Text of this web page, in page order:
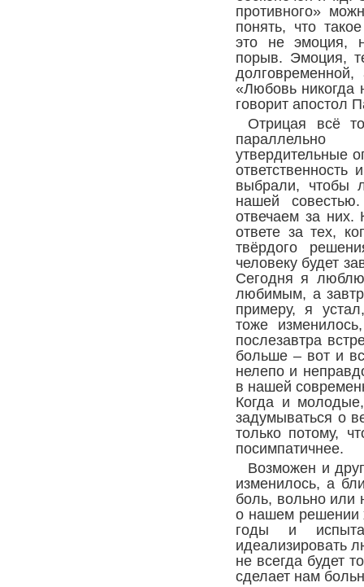
противного»
понять, что
это не эмоция,
порыв. Эмоция,
«Любовь никогда
говорит апостол
Отрицая всё
утвердительные
выбрали, чтобы
нашей
отвечаем за
ответе за тех,
твёрдого
человеку будет
Сегодня я
любимым, а
примеру, я
тоже
послезавтра
больше – вот и
нелепо и
в нашей
Когда и
задумываться о
только потому,
посимпатичнее.
Возможен и
изменилось, а
боль, вольно или
о нашем решении
годы и
идеализировать
не всегда будет
сделает нам